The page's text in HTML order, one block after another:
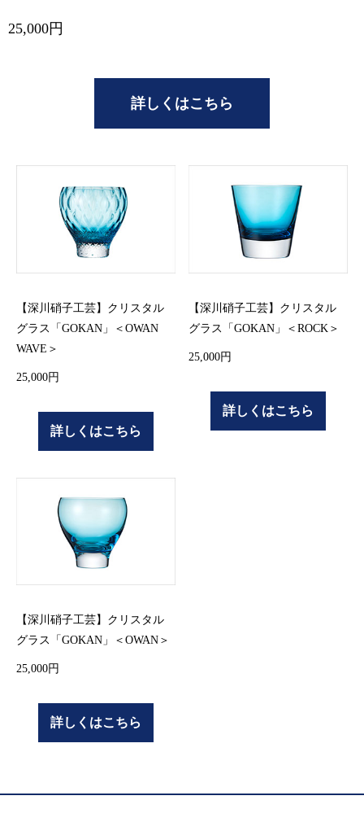
25,000円
詳しくはこちら
【深川硝子工芸】クリスタル
グラス「GOKAN」＜OWAN
WAVE＞
25,000円
詳しくはこちら
【深川硝子工芸】クリスタル
グラス「GOKAN」＜ROCK＞
25,000円
詳しくはこちら
【深川硝子工芸】クリスタル
グラス「GOKAN」＜OWAN＞
25,000円
詳しくはこちら